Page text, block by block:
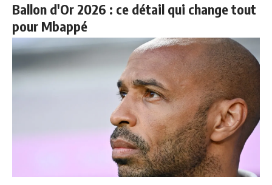
Ballon d'Or 2026 : ce détail qui change tout
pour Mbappé